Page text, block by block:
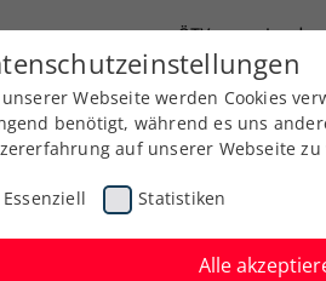
ÖTV
Ausbildung Services
Webseite werden Cookies
benötigt, während es uns
auf unserer Webseite zu
Essenziell Statistiken
Alle